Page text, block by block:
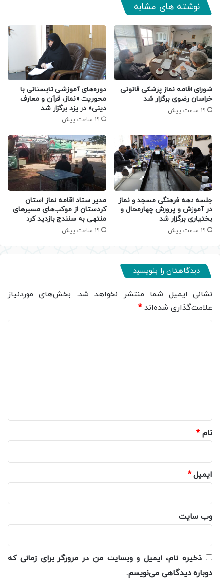
نوشته های مشابه
شورای اقامه نماز پزشکی قانونی
خراسان رضوی برگزار شد
19 ساعت پیش
دوره‌های آموزشی تابستانی با
محوریت «نماز، قرآن و معارف
دینی» در یزد برگزار شد
19 ساعت پیش
جلسه دهه فرهنگی مسجد و نماز
در آموزش و پرورش چهارمحال و
بختیاری برگزار شد
19 ساعت پیش
مدیر ستاد اقامه نماز استان
کردستان از موکب‌های مسیرهای
منتهی به سنندج بازدید کرد
19 ساعت پیش
دیدگاهتان را بنویسید
نشانی ایمیل شما منتشر نخواهد شد. بخش‌های موردنیاز
علامت‌گذاری شده‌اند*
نام*
ایمیل*
وب‌ سایت
ذخیره نام، ایمیل و وبسایت من در مرورگر برای زمانی که
دوباره دیدگاهی می‌نویسم.